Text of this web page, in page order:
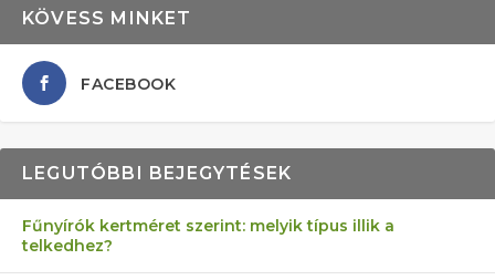
KÖVESS MINKET
FACEBOOK
LEGUTÓBBI BEJEGYTÉSEK
Fűnyírók kertméret szerint: melyik típus illik a
telkedhez?